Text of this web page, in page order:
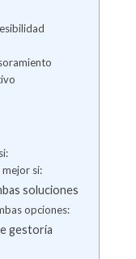
si:
soluciones
opciones:
gestoría